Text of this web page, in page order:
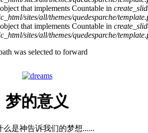
that implements Countable in
sites/all/themes/quedesparche/
that implements Countable in
sites/all/themes/quedesparche/
was selected to forward
梦的意义
么是神告诉我们的梦想......